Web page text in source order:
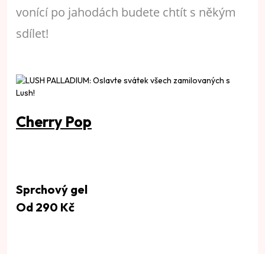
vonící po jahodách budete chtít s někým
sdílet!
Cherry Pop
Sprchový gel
Od 290 Kč